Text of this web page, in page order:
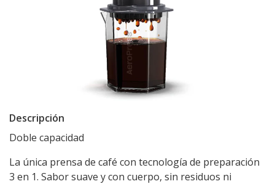
Descripción
Doble capacidad
La única prensa de café con tecnología de preparación
3 en 1. Sabor suave y con cuerpo, sin residuos ni